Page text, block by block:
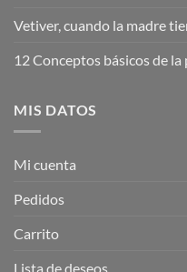
Vetiver, cuando la madre
12 Conceptos básicos de
MIS DATOS
Mi cuenta
Pedidos
Carrito
Lista de deseos